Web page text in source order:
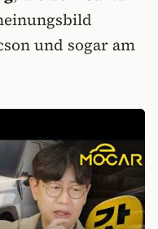
und sogar am